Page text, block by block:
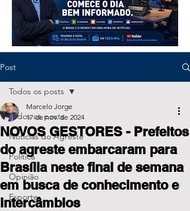
Post
Todos os posts
Notícias do Agreste
Política
Opinião
Esporte
Todos os posts
NOVOS GESTORES - Prefeitos
do agreste embarcaram para
Brasília neste final de semana
em busca de conhecimento e
intercâmbios
Marcelo Jorge
17 de nov. de 2024